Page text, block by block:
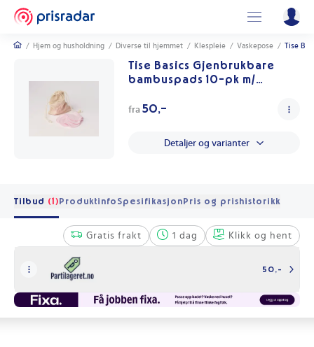
/ Hjem og husholdning / Diverse til hjemmet / Klespleie / Vaskepose / Tise
Tise Basics Gjenbrukbare
bambuspads 10-pk m/
fra 50,-
Detaljer og varianter
Tilbud (1)Produktinfo SpesifikasjonPris og prishistorikk
Gratis frakt 1 dag Klikk og hent
50,-